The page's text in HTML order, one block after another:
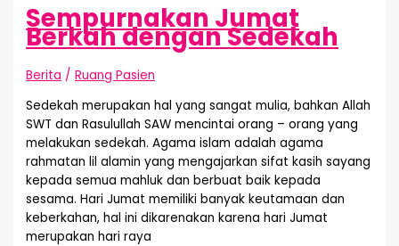
Sempurnakan Jumat
Berkah dengan Sedekah
Berita /Ruang Pasien
Sedekah merupakan hal yang sangat mulia, bahkan Allah
SWT dan Rasulullah SAW mencintai orang – orang yang
melakukan sedekah. Agama islam adalah agama
rahmatan lil alamin yang mengajarkan sifat kasih sayang
kepada semua mahluk dan berbuat baik kepada
sesama. Hari Jumat memiliki banyak keutamaan dan
keberkahan, hal ini dikarenakan karena hari Jumat
merupakan hari raya